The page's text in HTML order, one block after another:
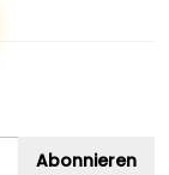
Abonnieren